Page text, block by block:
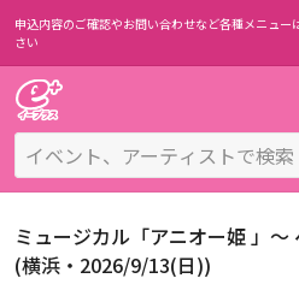
申込内容のご確認やお問い合わせなど各種メニューは
さい
ミュージカル「アニオー姫 」
(横浜・2026/9/13(日))